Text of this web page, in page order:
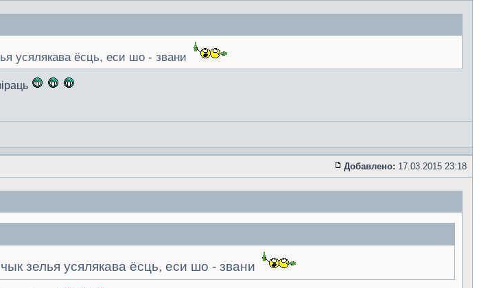
усялякава ёсць, еси шо - звани
Добавлено: 17.03.2015 23:18
зелья усялякава ёсць, еси шо - звани